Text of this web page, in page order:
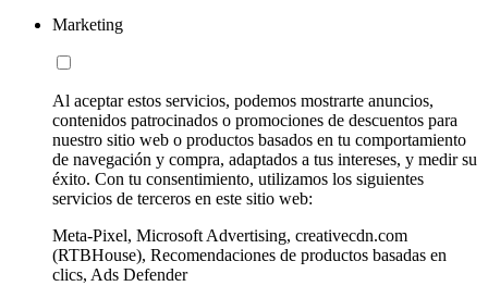
Marketing
Al aceptar estos servicios, podemos mostrarte anuncios,
contenidos patrocinados o promociones de descuentos para
nuestro sitio web o productos basados en tu comportamiento
de navegación y compra, adaptados a tus intereses, y medir su
éxito. Con tu consentimiento, utilizamos los siguientes
servicios de terceros en este sitio web:
Meta-Pixel, Microsoft Advertising, creativecdn.com
(RTBHouse), Recomendaciones de productos basadas en
clics, Ads Defender